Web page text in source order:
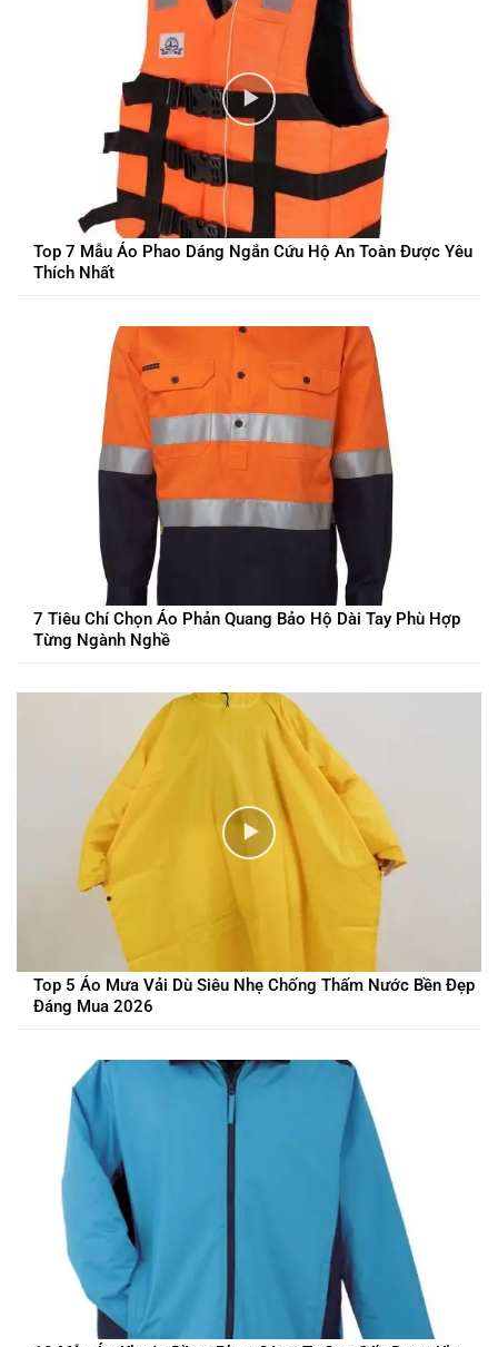
Top 7 Mẫu Áo Phao Dáng Ngắn Cứu Hộ An Toàn Được Yêu
Thích Nhất
7 Tiêu Chí Chọn Áo Phản Quang Bảo Hộ Dài Tay Phù Hợp
Từng Ngành Nghề
Top 5 Áo Mưa Vải Dù Siêu Nhẹ Chống Thấm Nước Bền Đẹp
Đáng Mua 2026